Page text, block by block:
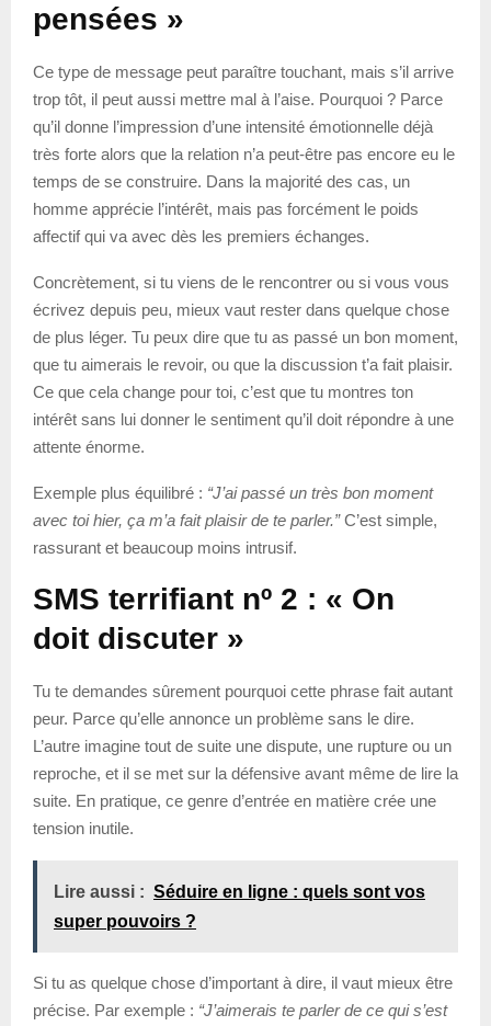
pensées »
Ce type de message peut paraître touchant, mais s’il arrive
trop tôt, il peut aussi mettre mal à l’aise. Pourquoi ? Parce
qu’il donne l’impression d’une intensité émotionnelle déjà
très forte alors que la relation n’a peut-être pas encore eu le
temps de se construire. Dans la majorité des cas, un
homme apprécie l’intérêt, mais pas forcément le poids
affectif qui va avec dès les premiers échanges.
Concrètement, si tu viens de le rencontrer ou si vous vous
écrivez depuis peu, mieux vaut rester dans quelque chose
de plus léger. Tu peux dire que tu as passé un bon moment,
que tu aimerais le revoir, ou que la discussion t’a fait plaisir.
Ce que cela change pour toi, c’est que tu montres ton
intérêt sans lui donner le sentiment qu’il doit répondre à une
attente énorme.
Exemple plus équilibré : “J’ai passé un très bon moment
avec toi hier, ça m’a fait plaisir de te parler.”C’est simple,
rassurant et beaucoup moins intrusif.
SMS terrifiant nº 2 : « On
doit discuter »
Tu te demandes sûrement pourquoi cette phrase fait autant
peur. Parce qu’elle annonce un problème sans le dire.
L’autre imagine tout de suite une dispute, une rupture ou un
reproche, et il se met sur la défensive avant même de lire la
suite. En pratique, ce genre d’entrée en matière crée une
tension inutile.
Lire aussi : Séduire en ligne : quels sont vos
super pouvoirs ?
Si tu as quelque chose d’important à dire, il vaut mieux être
précise. Par exemple : “J’aimerais te parler de ce qui s’est